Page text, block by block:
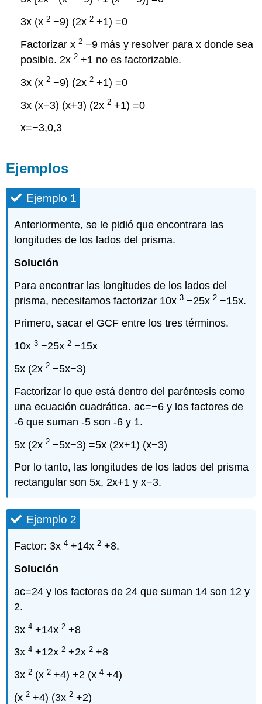
3x (x2 −9) (2x2 +1) =0
Factorizar x2 −9 más y resolver para x donde sea
posible. 2x2 +1 no es factorizable.
3x (x2 −9) (2x2 +1) =0
3x (x−3) (x+3) (2x2 +1) =0
x=−3,0,3
Ejemplos
Ejemplo 1
Anteriormente, se le pidió que encontrara las
longitudes de los lados del prisma.
Solución
Para encontrar las longitudes de los lados del
prisma, necesitamos factorizar 10x3 −25x2 −15x.
Primero, sacar el GCF entre los tres términos.
10x3 −25x2 −15x
5x (2x2 −5x−3)
Factorizar lo que está dentro del paréntesis como
una ecuación cuadrática. ac=−6 y los factores de
-6 que suman -5 son -6 y 1.
5x (2x2 −5x−3) =5x (2x+1) (x−3)
Por lo tanto, las longitudes de los lados del prisma
rectangular son 5x, 2x+1 y x−3.
Ejemplo 2
Factor: 3x4 +14x2 +8.
Solución
ac=24 y los factores de 24 que suman 14 son 12 y
2.
3x4 +14x2 +8
3x4 +12x2 +2x2 +8
3x2 (x2 +4) +2 (x4 +4)
(x2 +4) (3x2 +2)